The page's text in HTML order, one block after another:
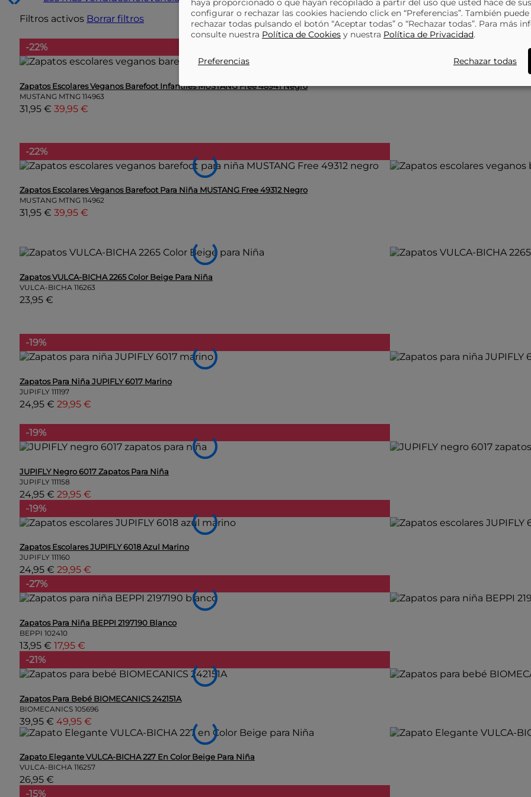
Filtros activos Borrar filtros
-22%
Zapatos Escolares Veganos Barefoot Infantiles MUSTANG Free 48941 Negro
MUSTANG MTNG 114963
31,95 € 39,95 €
-22%
Zapatos Escolares Veganos Barefoot Para Niña MUSTANG Free 49312 Negro
MUSTANG MTNG 114962
31,95 € 39,95 €
Zapatos VULCA-BICHA 2265 Color Beige Para Niña
VULCA-BICHA 116263
23,95 €
-19%
Zapatos Para Niña JUPIFLY 6017 Marino
JUPIFLY 111197
24,95 € 29,95 €
-19%
JUPIFLY Negro 6017 Zapatos Para Niña
JUPIFLY 111158
24,95 € 29,95 €
-19%
Zapatos Escolares JUPIFLY 6018 Azul Marino
JUPIFLY 111160
24,95 € 29,95 €
-27%
Zapatos Para Niña BEPPI 2197190 Blanco
BEPPI 102410
13,95 € 17,95 €
-21%
Zapatos Para Bebé BIOMECANICS 242151A
BIOMECANICS 105696
39,95 € 49,95 €
Zapato Elegante VULCA-BICHA 227 En Color Beige Para Niña
VULCA-BICHA 116257
26,95 €
-15%
haya proporcionado o que hayan recopilado a partir del uso que usted hace de
configurar o rechazar las cookies haciendo click en “Preferencias”. También
rechazar todas pulsando el botón “Aceptar todas” o “Rechazar todas”. Para más
consulte nuestra Política de Cookies y nuestra Política de Privacidad.
Preferencias Rechazar todas